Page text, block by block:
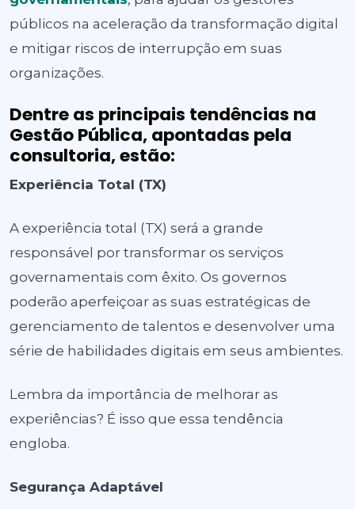
públicos na aceleração da transformação digital
e mitigar riscos de interrupção em suas
organizações.
Dentre as principais tendências na
Gestão Pública, apontadas pela
consultoria, estão:
Experiência Total (TX)
A experiência total (TX) será a grande
responsável por transformar os serviços
governamentais com êxito. Os governos
poderão aperfeiçoar as suas estratégicas de
gerenciamento de talentos e desenvolver uma
série de habilidades digitais em seus ambientes.
Lembra da importância de melhorar as
experiências? É isso que essa tendência
engloba.
Segurança Adaptável